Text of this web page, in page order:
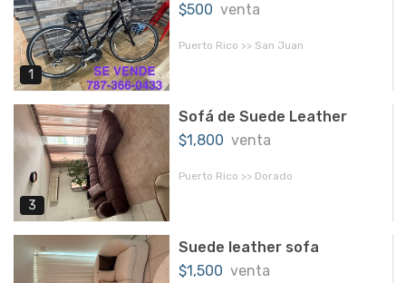
1
$500 venta
Puerto Rico >> San Juan
3
Sofá de Suede Leather
$1,800 venta
Puerto Rico >> Dorado
Suede leather sofa
$1,500 venta